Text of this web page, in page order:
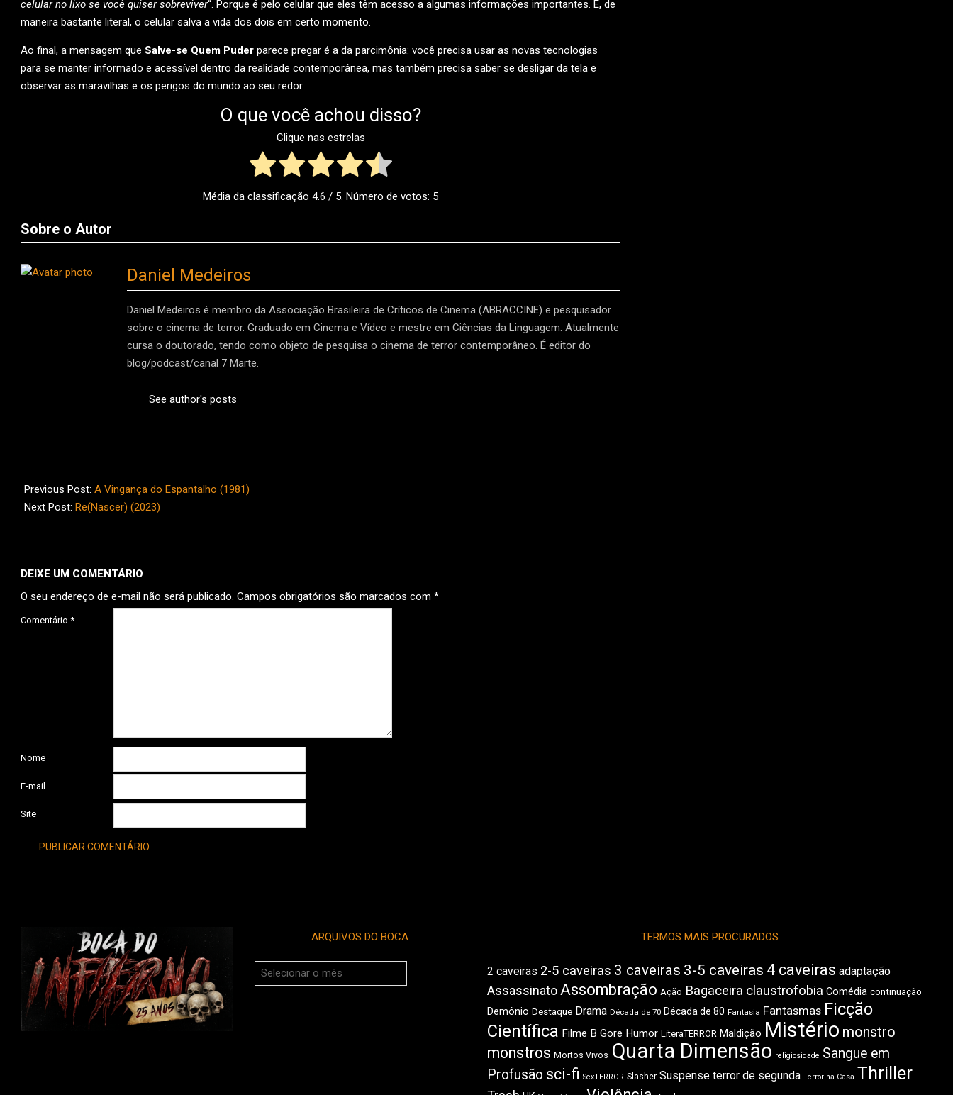
celular no lixo se você quiser sobreviver“. Porque é pelo celular que eles têm acesso a algumas informações importantes. E, de
maneira bastante literal, o celular salva a vida dos dois em certo momento.
Ao final, a mensagem que Salve-se Quem Puder parece pregar é a da parcimônia: você precisa usar as novas tecnologias
para se manter informado e acessível dentro da realidade contemporânea, mas também precisa saber se desligar da tela e
observar as maravilhas e os perigos do mundo ao seu redor.
O que você achou disso?
Clique nas estrelas
Média da classificação 4.6 / 5. Número de votos: 5
Sobre o Autor
Daniel Medeiros
Daniel Medeiros é membro da Associação Brasileira de Críticos de Cinema (ABRACCINE) e pesquisador
sobre o cinema de terror. Graduado em Cinema e Vídeo e mestre em Ciências da Linguagem. Atualmente
cursa o doutorado, tendo como objeto de pesquisa o cinema de terror contemporâneo. É editor do
blog/podcast/canal 7 Marte.
See author's posts
01-
16
Previous Post: A Vingança do Espantalho (1981)
Next Post: Re(Nascer) (2023)
DEIXE UM COMENTÁRIO
O seu endereço de e-mail não será publicado. Campos obrigatórios são marcados com *
Comentário *
Nome
E-mail
Site
ARQUIVOS DO BOCA
Arquivos
do
TERMOS MAIS PROCURADOS
2 caveiras 2-5 caveiras 3 caveiras 3-5 caveiras 4 caveiras adaptação
Assassinato Assombração Ação Bagaceira claustrofobia Comédia continuação
Demônio Destaque Drama Década de 70 Década de 80 Fantasia Fantasmas Ficção
Científica Filme B Gore Humor LiteraTERROR Maldição Mistério monstro
monstros Mortos Vivos Quarta Dimensão religiosidade Sangue em
Profusão sci-fi SexTERROR Slasher Suspense terror de segunda Terror na Casa Thriller